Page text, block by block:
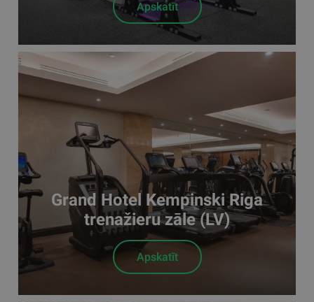
Apskatīt
Grand Hotel Kempinski Riga
trenažieru zāle (LV)
Apskatīt